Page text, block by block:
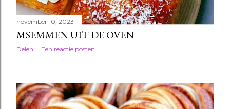
november 10, 2023
MSEMMEN UIT DE OVEN
Delen Een reactie posten